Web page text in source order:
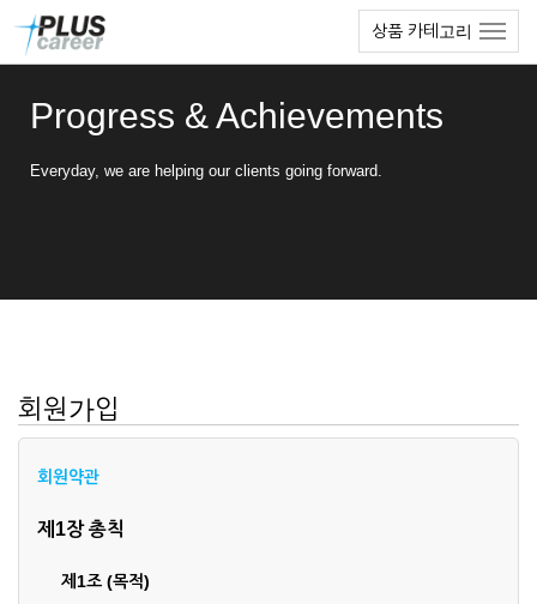
상품 카테고리
Progress & Achievements
Everyday, we are helping our clients going forward.
회원가입
회원약관
제1장 총칙
제1조 (목적)